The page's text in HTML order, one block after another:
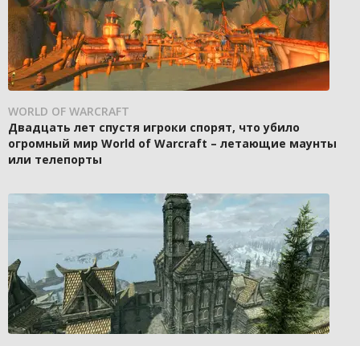
WORLD OF WARCRAFT
Двадцать лет спустя игроки спорят, что убило
огромный мир World of Warcraft – летающие маунты
или телепорты